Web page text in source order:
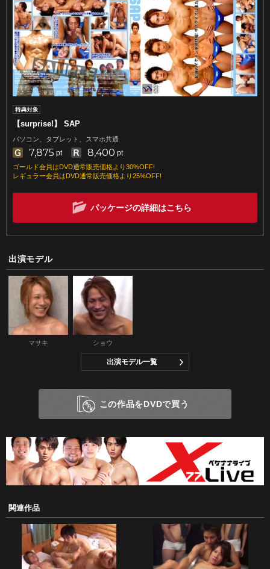
【surprise!】 SAP
パソコン、タブレット、スマホ共通
7,875 pt 8,400 pt
ゴールド会員はDVD通常販売価格より30%OFF!
レギュラー会員はDVD通常販売価格より25%OFF!
パッケージの詳細はこちら
出演モデル
マサキ ショウ
出演モデル一覧
この作品をDVDで買う
関連作品